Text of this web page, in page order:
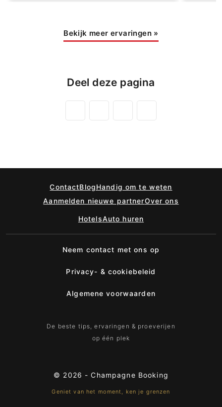
Bekijk meer ervaringen »
Deel deze pagina
ContactBlogHandig om te weten
Aanmelden nieuwe partnerOver ons
HotelsAuto huren
Neem contact met ons op
Privacy- & cookiebeleid
Algemene voorwaarden
De beste tips, ervaringen & proeverijen
op één plek
© 2026 -Champagne Booking
Geniet van het moment, ken je grenzen